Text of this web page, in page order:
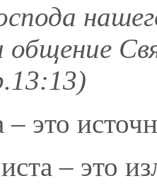
это
– это